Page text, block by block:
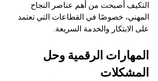
التكيف أصبحت من أهم عناصر النجاح
المهني، خصوصًا في القطاعات التي تعتمد
على الابتكار والخدمة السريعة.
المهارات الرقمية وحل
المشكلات